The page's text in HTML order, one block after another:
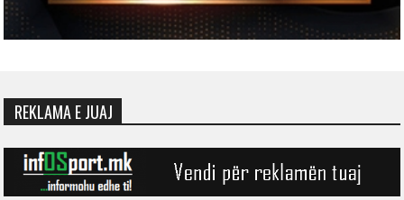
REKLAMA E JUAJ